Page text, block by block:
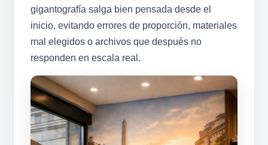
gigantografía salga bien pensada desde el
inicio, evitando errores de proporción, materiales
mal elegidos o archivos que después no
responden en escala real.